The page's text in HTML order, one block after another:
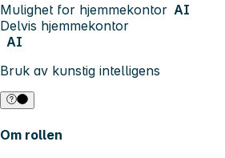
Mulighet for hjemmekontor AI
Delvis hjemmekontor
AI
Bruk av kunstig intelligens
Om rollen